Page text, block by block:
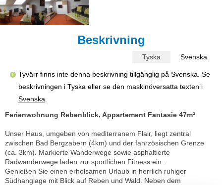
Beskrivning
Tyska Svenska
Tyvärr finns inte denna beskrivning tillgänglig på Svenska. Se
beskrivningen i Tyska eller se den maskinöversatta texten i
Svenska
Ferienwohnung Rebenblick, Appartement Fantasie 47m²
Unser Haus, umgeben von mediterranem Flair, liegt zentral
zwischen Bad Bergzabern (4km) und der fanrzösischen Grenze
(ca. 3km). Markierte Wanderwege sowie asphaltierte
Radwanderwege laden zur sportlichen Fitness ein.
Genießen Sie einen erholsamen Urlaub in herrlich ruhiger
Südhanglage mit Blick auf Reben und Wald. Neben dem